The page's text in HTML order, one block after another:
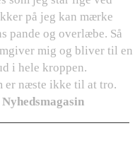
på jeg kan mærke
pande og overlæbe. Så
mig og bliver til en
i hele kroppen.
er næste ikke til at tro.